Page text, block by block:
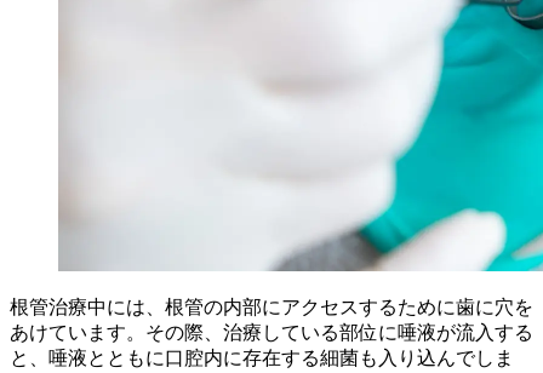
根管治療中には、根管の内部にアクセスするために歯に穴を
あけています。その際、治療している部位に唾液が流入する
と、唾液とともに口腔内に存在する細菌も入り込んでしま